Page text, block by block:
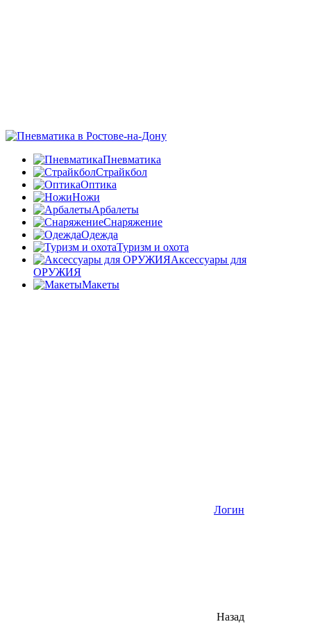
Пневматика
Страйкбол
Оптика
Ножи
Арбалеты
Снаряжение
Одежда
Туризм и охота
Аксессуары для
ОРУЖИЯ
Макеты
Логин
Назад